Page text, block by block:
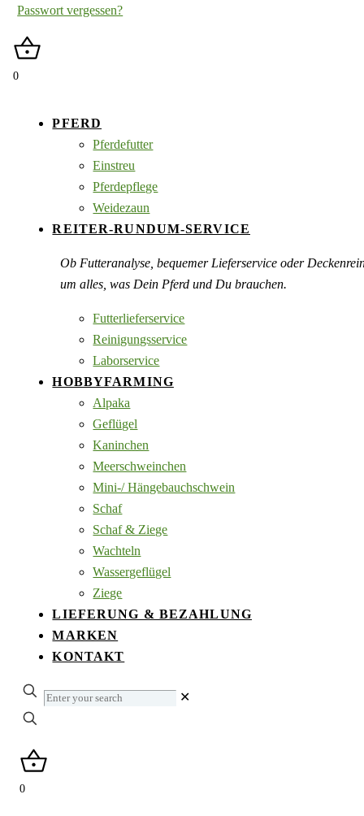
Passwort vergessen?
0
PFERD
Pferdefutter
Einstreu
Pferdepflege
Weidezaun
REITER-RUNDUM-SERVICE
Ob Futteranalyse, bequemer Lieferservice oder
um alles, was Dein Pferd und Du brauchen.
Futterlieferservice
Reinigungsservice
Laborservice
HOBBYFARMING
Alpaka
Geflügel
Kaninchen
Meerschweinchen
Mini-/ Hängebauchschwein
Schaf
Schaf & Ziege
Wachteln
Wassergeflügel
Ziege
LIEFERUNG & BEZAHLUNG
MARKEN
KONTAKT
Enter
your
✕
0